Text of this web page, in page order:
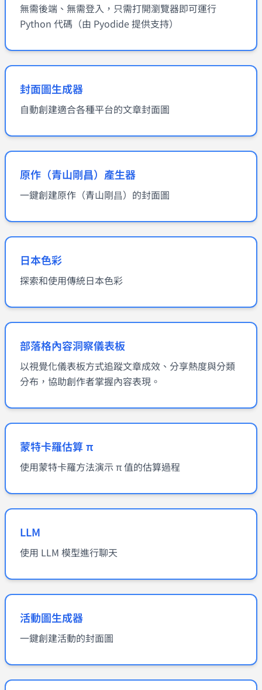
無需後端、無需登入，只需打開瀏覽器即可運行
Python 代碼（由 Pyodide 提供支持）
封面圖生成器
自動創建適合各種平台的文章封面圖
原作（青山剛昌）產生器
一鍵創建原作（青山剛昌）的封面圖
日本色彩
探索和使用傳統日本色彩
部落格內容洞察儀表板
以視覺化儀表板方式追蹤文章成效、分享熱度與分類
分布，協助創作者掌握內容表現。
蒙特卡羅估算 π
使用蒙特卡羅方法演示 π 值的估算過程
LLM
使用 LLM 模型進行聊天
活動圖生成器
一鍵創建活動的封面圖